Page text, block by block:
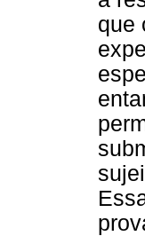
que